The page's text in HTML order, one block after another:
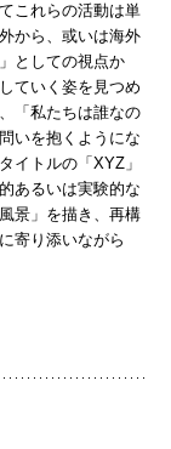
これらの​活動は​単
から、或いは​海外
と​しての​視点か
ていく姿を見つめ
「私たちは​誰なの
いを​抱くようにな
イトルの​「XYZ」
あるいは​実験的な​
景」を​描き、​再構
寄り添いながら